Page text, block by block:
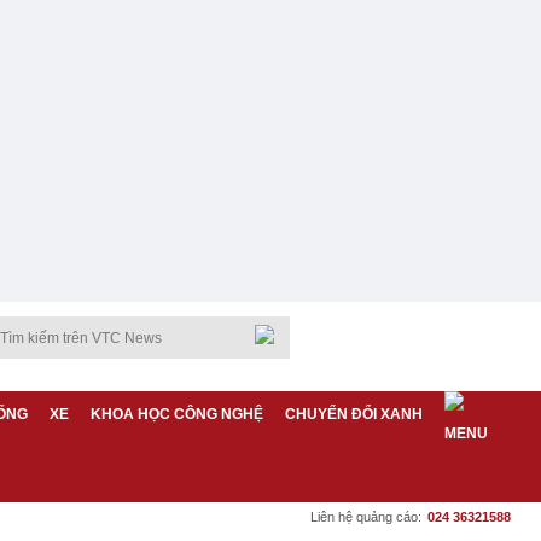
XE KHOA HỌC CÔNG NGHỆ CHUYỂN ĐỔI XANH
Liên hệ quảng cáo: 024 36321588